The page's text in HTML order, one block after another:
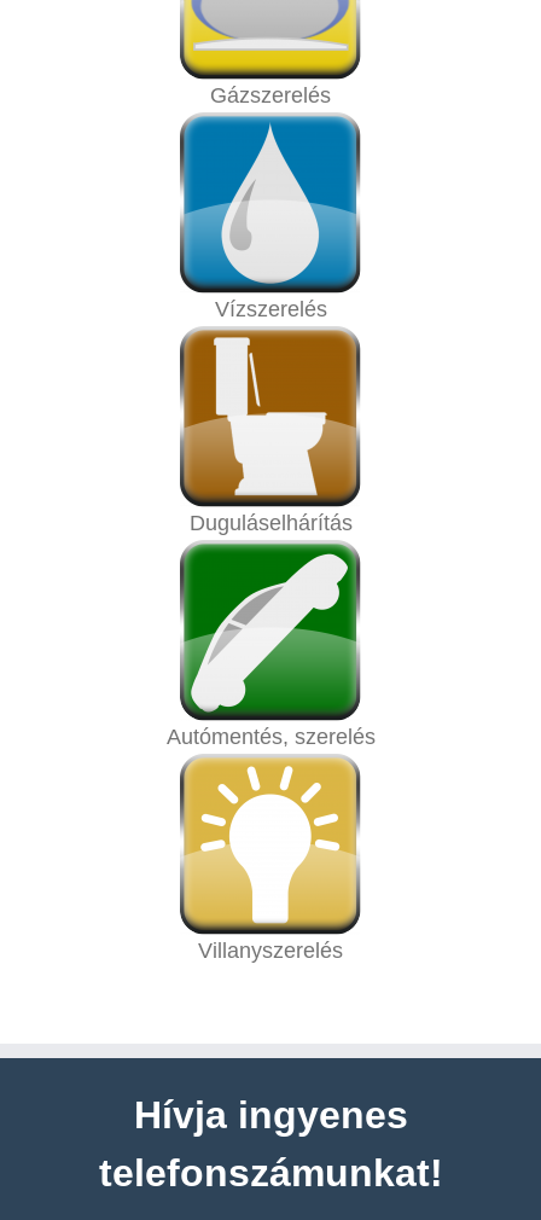
Gázszerelés
Vízszerelés
Duguláselhárítás
Autómentés, szerelés
Villanyszerelés
Hívja ingyenes
telefonszámunkat!